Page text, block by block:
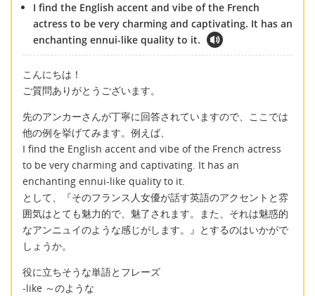
I find the English accent and vibe of the French
actress to be very charming and captivating. It has an
enchanting ennui-like quality to it.
こんにちは！
ご質問ありがとうございます。
先のアンカーさんが丁寧に回答されていますので、ここでは
他の例を挙げてみます。例えば、
I find the English accent and vibe of the French actress
to be very charming and captivating. It has an
enchanting ennui-like quality to it.
として、『そのフランス人女優が話す英語のアクセントと雰
囲気はとても魅力的で、魅了されます。また、それは魅惑的
なアンニュイのような感じがします。』とするのはいかがで
しょうか。
役に立ちそうな単語とフレーズ
-like ～のような